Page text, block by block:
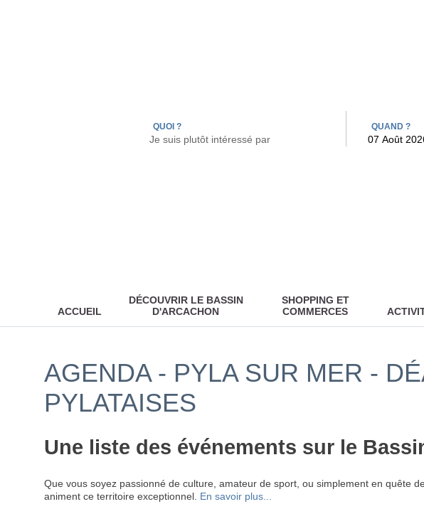
QUOI ? QUAND ?
ACCUEIL
DÉCOUVRIR LE BASSIN
D'ARCACHON
SHOPPING ET
COMMERCES
AGENDA - PYLA SUR MER -
PYLATAISES
Une liste des événements sur le
Que vous soyez passionné de culture, amateur de sport, ou simplement en quête
animent ce territoire exceptionnel. En savoir plus...